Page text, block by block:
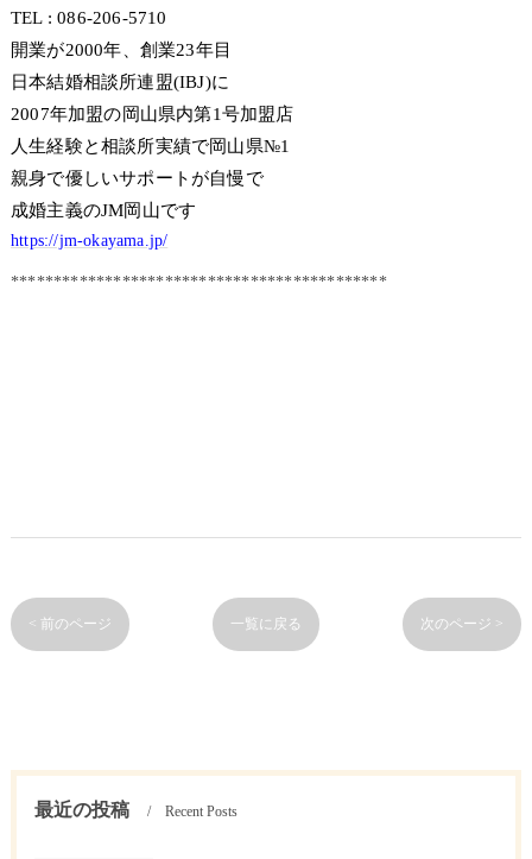
TEL : 086-206-5710
開業が2000年、創業23年目
日本結婚相談所連盟(IBJ)に
2007年加盟の岡山県内第1号加盟店
人生経験と相談所実績で岡山県№1
親身で優しいサポートが自慢で
成婚主義のJM岡山です
https://jm-okayama.jp/
********************************************
< 前のページ 一覧に戻る 次のページ >
最近の投稿 Recent Posts